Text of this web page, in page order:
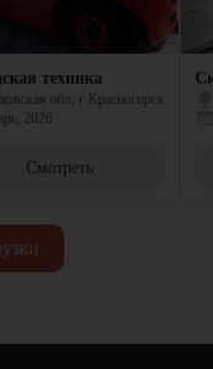
техника
обл, г Красногорск
2026
Смотреть